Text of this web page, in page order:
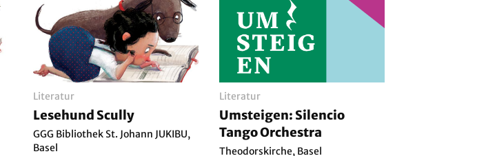
Literatur
Lesehund Scully
GGG Bibliothek St. Johann JUKIBU,
Basel
Literatur
Umsteigen: Silencio
Tango Orchestra
Theodorskirche, Basel